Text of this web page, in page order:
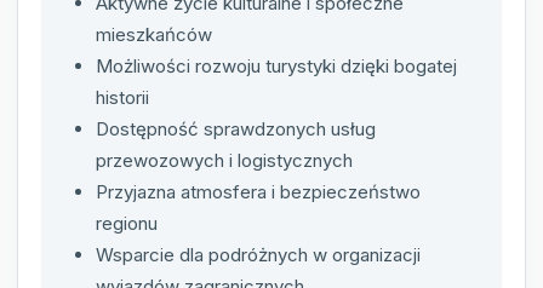
mieszkańców
Możliwości rozwoju turystyki dzięki bogatej
historii
Dostępność sprawdzonych usług
przewozowych i logistycznych
Przyjazna atmosfera i bezpieczeństwo
regionu
Wsparcie dla podróżnych w organizacji